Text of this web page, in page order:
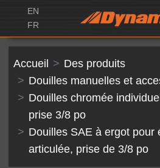
EN
FR
Accueil
Des produits
Douilles manuelles et
Douilles chromée
prise 3/8 po
Douilles SAE à ergot pour
articulée, prise de 3/8 po